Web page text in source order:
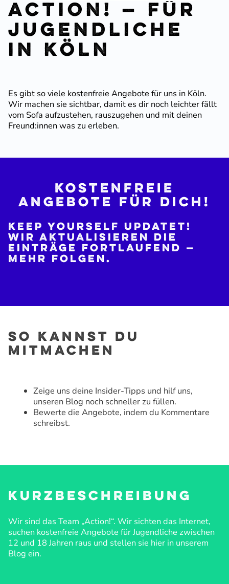
Action! — Für
Jugend­liche
in Köln
Es gibt so viele kosten­freie Angebote für uns in Köln.
Wir machen sie sichtbar, damit es dir noch leichter fällt
vom Sofa aufzu­stehen, rauszu­gehen und mit deinen
Freund:innen was zu erleben.
KOsten­freie
Angebote für Dich !
Keep Yourself updatet!
Wir aktua­li­sieren die
Einträge fortlaufend —
mehr folgen.
So kannst du
mitmachen
Zeige uns deine Insider-Tipps und hilf uns,
unseren Blog noch schneller zu füllen.
Bewerte die Angebote, indem du Kommentare
schreibst.
Kurzbe­schreibung
Wir sind das Team „Action!“. Wir sichten das Internet,
suchen kosten­freie Angebote für Jugend­liche zwischen
12 und 18 Jahren raus und stellen sie hier in unserem
Blog ein.